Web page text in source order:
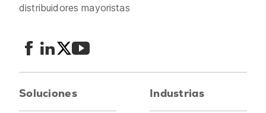
distribuidores mayoristas
Soluciones Industrias